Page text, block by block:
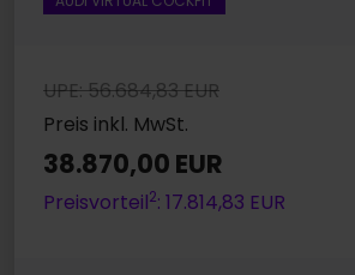
UPE: 56.684,83 EUR
Preis inkl. MwSt.
38.870,00 EUR
Preisvorteil2: 17.814,83 EUR